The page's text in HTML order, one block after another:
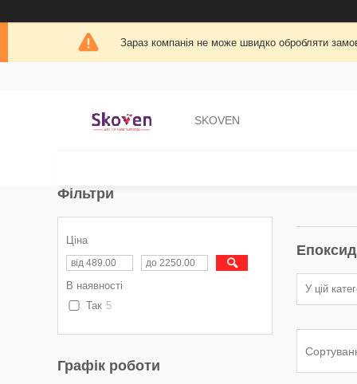
Зараз компанія не може швидко обробляти
SKOVEN
У цій
Фільтри
Ціна
В наявності
Так 5
Графік роботи